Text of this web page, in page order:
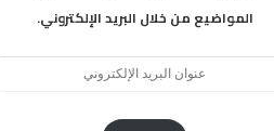
المواضيع من خلال البريد الإلكتروني.